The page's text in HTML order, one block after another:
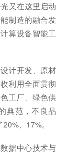
又在这里启动
制造的融合发
算设备智能工
计开发、原材
利用全面贯彻
工厂、绿色供
典范，不良品
、17%。
据中心技术与